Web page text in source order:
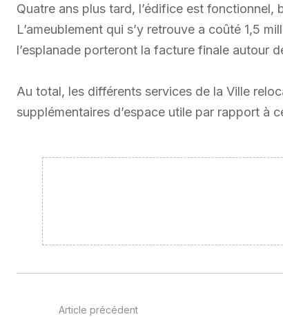
Quatre ans plus tard, l’édifice est
L’ameublement qui s’y retrouve a coûté 1,5
l’esplanade porteront la facture finale autour
Au total, les différents services de la Ville
supplémentaires d’espace utile par rapport à
Article précédent